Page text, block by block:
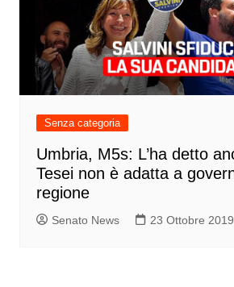
Senza categoria
Umbria, M5s: L’ha detto
Tesei non è adatta a
regione
Senato News 23 Ottobre 2019